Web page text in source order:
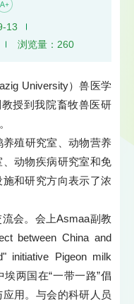
13
浏览量： 260
University）兽医学
教授到我院畜牧兽医研
殖研究室、动物营养
动物疾病研究室和免
和研究方向表示了浓
会。会上Asmaa副教
between China and
initiative Pigeon milk
两国在“一带一路”倡
用。与会的科研人员